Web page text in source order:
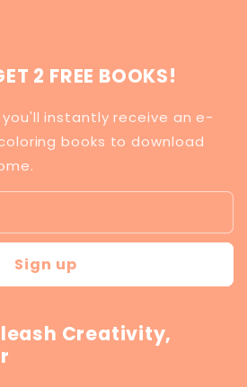
2 FREE BOOKS!
instantly receive an e-
books to download
Sign up
Creativity,